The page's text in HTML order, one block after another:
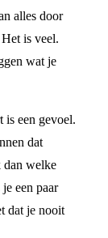
alles door
is veel.
wat je
is een gevoel.
dat
dan welke
een paar
dat je nooit